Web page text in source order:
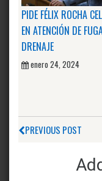
PIDE FÉLIX ROCHA
EN ATENCIÓN DE
DRENAJE
enero 24, 2024
PREVIOUS POST